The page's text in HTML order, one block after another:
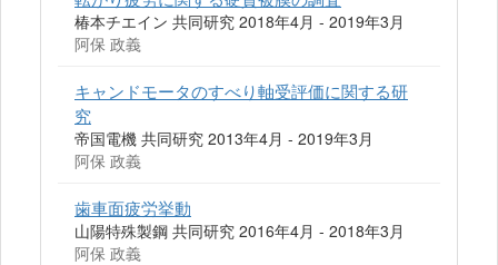
椿本チエイン 共同研究 2018年4月 - 2019年3月
阿保 政義
キャンドモータのすべり軸受評価に関する研
究
帝国電機 共同研究 2013年4月 - 2019年3月
阿保 政義
歯車面疲労挙動
山陽特殊製鋼 共同研究 2016年4月 - 2018年3月
阿保 政義